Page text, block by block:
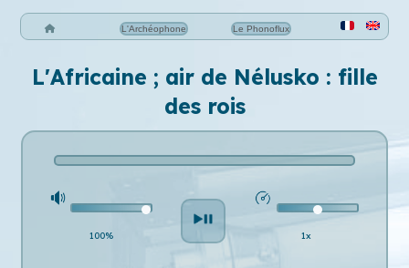
L'Archéophone Le Phonoflux
L'Africaine ; air de Nélusko : fille
des rois
100% 1x